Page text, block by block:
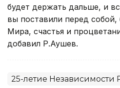
будет держать дальше, и
вы поставили перед собой,
Мира, счастья и
добавил Р.Аушев.
25-летие Независимости